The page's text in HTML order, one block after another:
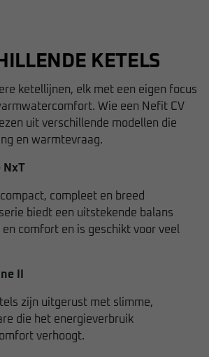
KETELS
ketellijnen, elk met een eigen focus
Wie een Nefit CV
uit verschillende modellen die
en warmtevraag.
NxT
compact, compleet en breed
biedt een uitstekende balans
comfort en is geschikt voor veel
II
zijn uitgerust met slimme,
die het energieverbruik
verhoogt.